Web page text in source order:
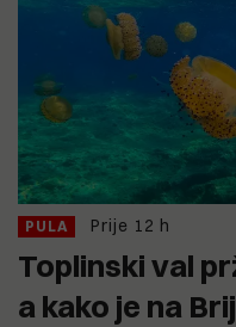
PULA Prije 12 h
Toplinski val
a kako je na